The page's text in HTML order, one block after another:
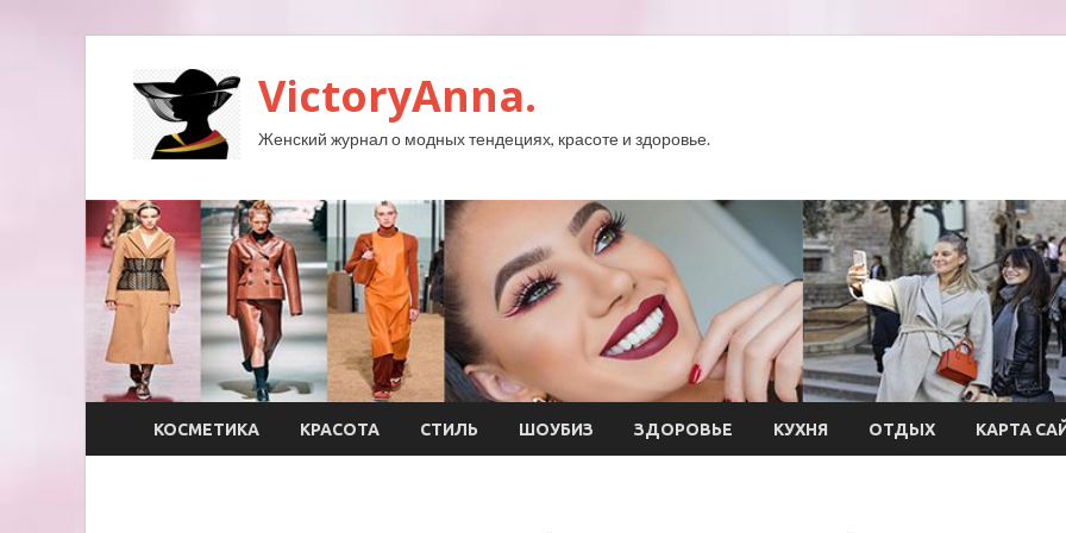
VictoryAnna.
Женский журнал о модных тендециях, красоте и здоровье.
КОСМЕТИКА КРАСОТА СТИЛЬ ШОУБИЗ ЗДОРОВЬЕ КУХНЯ ОТДЫХ КАРТА